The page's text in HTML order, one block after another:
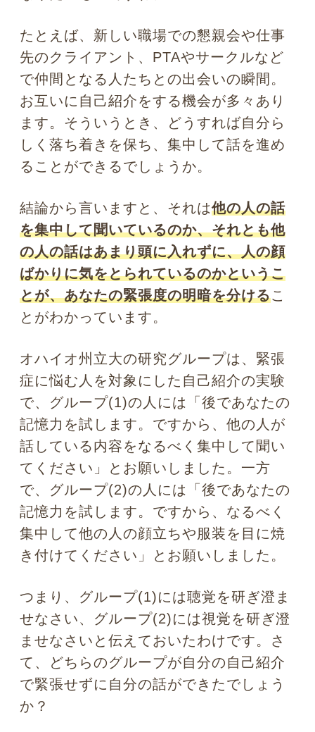
症に悩む人を対象にした自己紹介の実験
で、グループ(1)の人には「後であなたの
記憶力を試します。ですから、他の人が
話している内容をなるべく集中して聞い
てください」とお願いしました。一方
で、グループ(2)の人には「後であなたの
記憶力を試します。ですから、なるべく
集中して他の人の顔立ちや服装を目に焼
せなさい、グループ(2)には視覚を研ぎ澄
ませなさいと伝えておいたわけです。さ
て、どちらのグループが自分の自己紹介
で緊張せずに自分の話ができたでしょう
か？
それは断然(1)のグループでした。他者の
話を懸命に聞いていた方が、自分の番に
なったとき、落ち着いて話ができた
結果となりました。普段以上に声がうわ
ずったり、体が震えたり、予定していた
ことを話せなかったりといったあがり症
状が強く出てしまったのです。どうして
こんな結果になったのでしょうか。
それはグループ(2)のように相手の表情や
服装などのビジュアル優位の認識が起動
されていると、頭の中で私は何をどう伝
えようかというロジック優位に切り替え
ることが、実はとても難しい
からです。
見る行為と話す行為は、認知的に遠い行
動です。たとえば満開の桜を眺めながら
ホラー映画に目を奪われながらの夫婦喧
嘩も難しそうです。つまり何かを見てい
たら、うまく話せないわけです。
一方で、グループ(1)のように、相手の話
に耳を傾けることに集中していると、さ
て自分のことを話そうかという行動に、
比較的スムーズに移行できます。